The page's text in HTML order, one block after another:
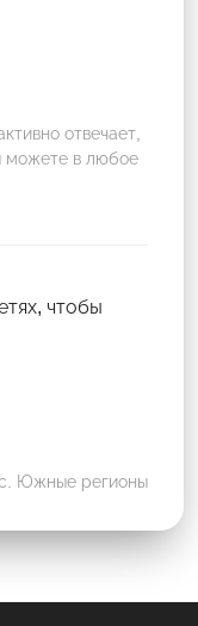
отвечает,
можете в любое
чтобы
Южные регионы